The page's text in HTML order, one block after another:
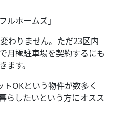
ルホームズ」
わりません。ただ23区内
月極駐車場を契約するにも
す。
OKという物件が数多く
らしたいという方にオスス